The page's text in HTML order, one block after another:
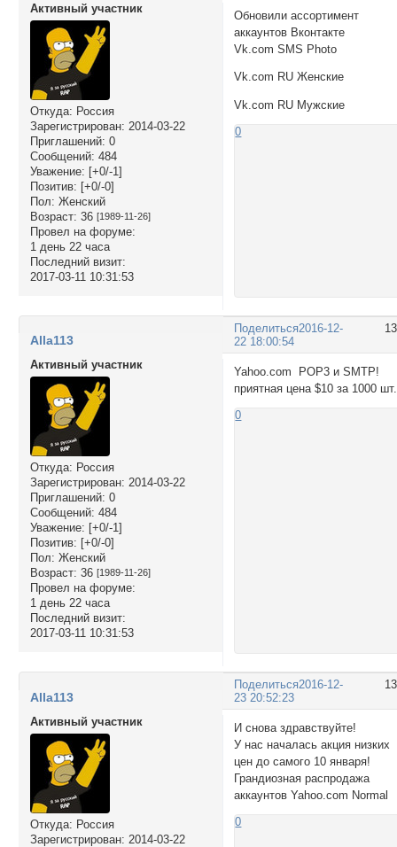
Активный участник
Откуда: Россия
Зарегистрирован: 2014-03-22
Приглашений: 0
Сообщений: 484
Уважение: [+0/-1]
Позитив: [+0/-0]
Пол: Женский
Возраст: 36 [1989-11-26]
Провел на форуме:
1 день 22 часа
Последний визит:
2017-03-11 10:31:53
Обновили ассортимент
аккаунтов Вконтакте
Vk.com SMS Photo
Vk.com RU Женские
Vk.com RU Мужские
0
Поделиться2016-12-
22 18:00:54
Alla113
Активный участник
Откуда: Россия
Зарегистрирован: 2014-03-22
Приглашений: 0
Сообщений: 484
Уважение: [+0/-1]
Позитив: [+0/-0]
Пол: Женский
Возраст: 36 [1989-11-26]
Провел на форуме:
1 день 22 часа
Последний визит:
2017-03-11 10:31:53
Yahoo.com POP3 и SMTP!
приятная цена $10 за 1000 шт.
0
Поделиться2016-12-
23 20:52:23
Alla113
Активный участник
Откуда: Россия
Зарегистрирован: 2014-03-22
И снова здравствуйте!
У нас началась акция низких
цен до самого 10 января!
Грандиозная распродажа
аккаунтов Yahoo.com Normal
0